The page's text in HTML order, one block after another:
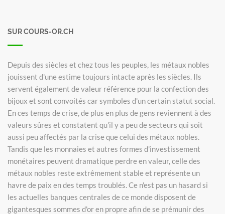
SUR COURS-OR.CH
Depuis des siècles et chez tous les peuples, les métaux nobles
jouissent d'une estime toujours intacte après les siècles. Ils
servent également de valeur référence pour la confection des
bijoux et sont convoités car symboles d'un certain statut social.
En ces temps de crise, de plus en plus de gens reviennent à des
valeurs sûres et constatent qu'il y a peu de secteurs qui soit
aussi peu affectés par la crise que celui des métaux nobles.
Tandis que les monnaies et autres formes d'investissement
monétaires peuvent dramatique perdre en valeur, celle des
métaux nobles reste extrêmement stable et représente un
havre de paix en des temps troublés. Ce n'est pas un hasard si
les actuelles banques centrales de ce monde disposent de
gigantesques sommes d'or en propre afin de se prémunir des